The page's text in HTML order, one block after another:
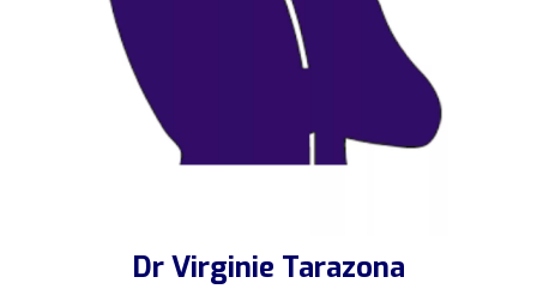
Dr Virginie Tarazona